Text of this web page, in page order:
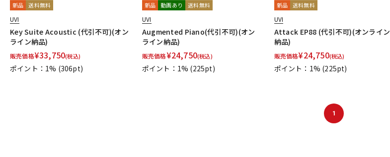
新品 送料無料
UVI
Key Suite Acoustic (代引不可)(オン
ライン納品)
販売価格¥33,750(税込)
ポイント：1% (306pt)
新品 動画あり 送料無料
UVI
Augmented Piano(代引不可)(オン
ライン納品)
販売価格¥24,750(税込)
ポイント：1% (225pt)
新品 送料無料
UVI
Attack EP88 (代引不可)(オンライン
納品)
販売価格¥24,750(税込)
ポイント：1% (225pt)
1